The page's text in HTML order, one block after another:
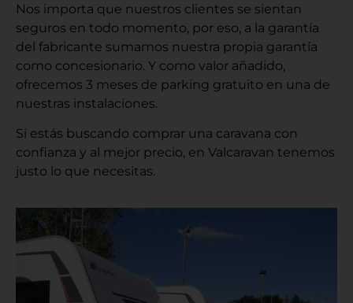
Nos importa que nuestros clientes se sientan
seguros en todo momento, por eso, a la garantía
del fabricante sumamos nuestra propia garantía
como concesionario. Y como valor añadido,
ofrecemos 3 meses de parking gratuito en una de
nuestras instalaciones.
Si estás buscando comprar una caravana con
confianza y al mejor precio, en Valcaravan tenemos
justo lo que necesitas.